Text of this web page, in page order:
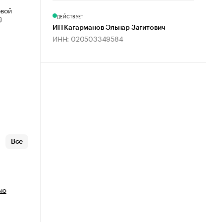
Все
ДЕЙСТВУЕТ
ИП Кагарманов Эльнар Загитович
ИНН: 020503349584